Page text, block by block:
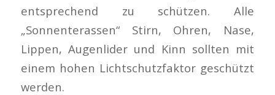
entsprechend zu schützen. Alle
„Sonnenterassen“ Stirn, Ohren, Nase,
Lippen, Augenlider und Kinn sollten mit
einem hohen Lichtschutzfaktor geschützt
werden.